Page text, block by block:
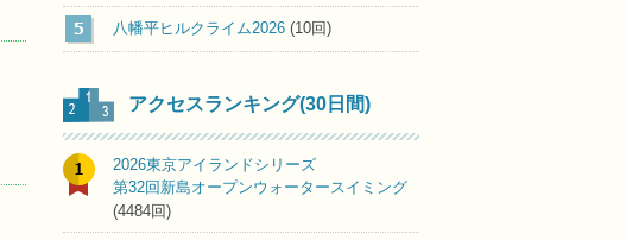
5 八幡平ヒルクライム2026 (10回)
アクセスランキング(30日間)
1
2026東京アイランドシリーズ
第32回新島オープンウォータースイミング
(4484回)